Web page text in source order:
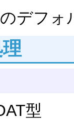
のデフォ
型